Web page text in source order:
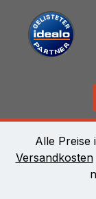
Alle Preise
Versandkosten